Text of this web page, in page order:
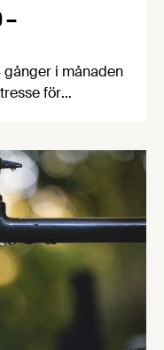
–
gånger i månaden
för